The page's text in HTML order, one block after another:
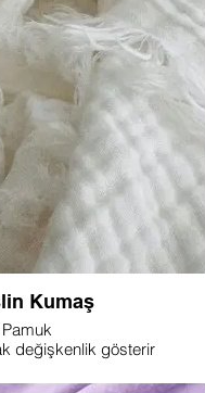
boyalı waffle dokusunun
geliştirin.
Kumaş
değişkenlik gösterir
müslin olarak mevcuttur
cm